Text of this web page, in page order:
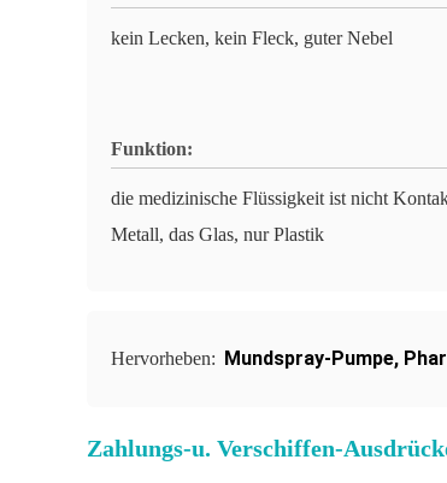
kein Lecken, kein Fleck, guter Nebel
Funktion:
die medizinische Flüssigkeit ist nicht
Metall, das Glas, nur Plastik
Hervorheben: Mundspray-Pumpe,
Zahlungs-u. Verschiffen-